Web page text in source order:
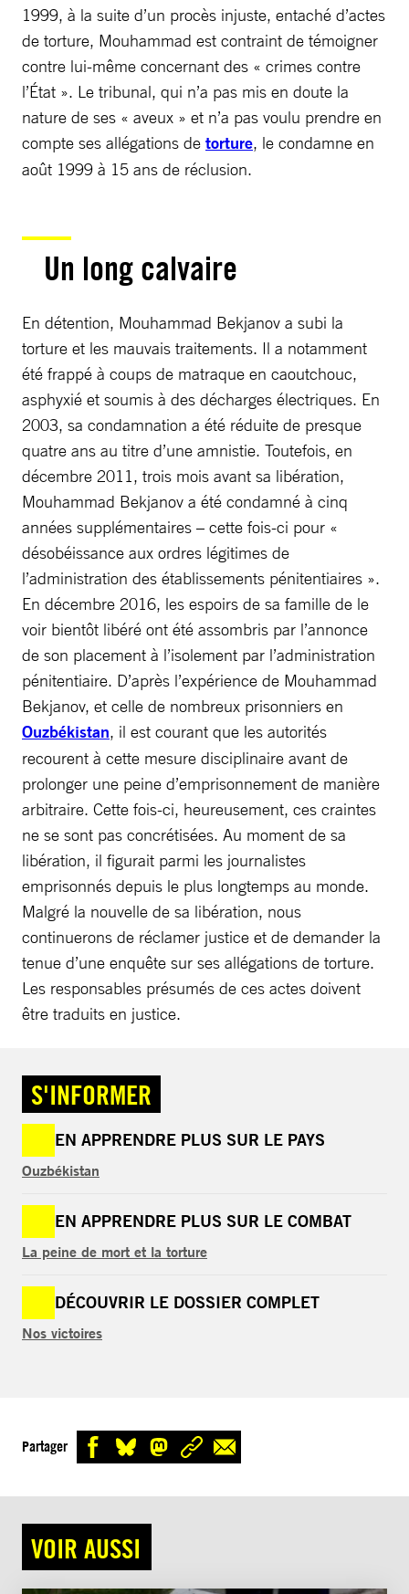
1999, à la suite d’un procès injuste, entaché d’actes
de torture, Mouhammad est contraint de témoigner
contre lui-même concernant des « crimes contre
l’État ». Le tribunal, qui n’a pas mis en doute la
nature de ses « aveux » et n’a pas voulu prendre en
compte ses allégations de torture, le condamne en
août 1999 à 15 ans de réclusion.
Un long calvaire
En détention, Mouhammad Bekjanov a subi la
torture et les mauvais traitements. Il a notamment
été frappé à coups de matraque en caoutchouc,
asphyxié et soumis à des décharges électriques. En
2003, sa condamnation a été réduite de presque
quatre ans au titre d’une amnistie. Toutefois, en
décembre 2011, trois mois avant sa libération,
Mouhammad Bekjanov a été condamné à cinq
années supplémentaires – cette fois-ci pour «
désobéissance aux ordres légitimes de
l’administration des établissements pénitentiaires ».
En décembre 2016, les espoirs de sa famille de le
voir bientôt libéré ont été assombris par l’annonce
de son placement à l’isolement par l’administration
pénitentiaire. D’après l’expérience de Mouhammad
Bekjanov, et celle de nombreux prisonniers en
Ouzbékistan, il est courant que les autorités
recourent à cette mesure disciplinaire avant de
prolonger une peine d’emprisonnement de manière
arbitraire. Cette fois-ci, heureusement, ces craintes
ne se sont pas concrétisées. Au moment de sa
libération, il figurait parmi les journalistes
emprisonnés depuis le plus longtemps au monde.
Malgré la nouvelle de sa libération, nous
continuerons de réclamer justice et de demander la
tenue d’une enquête sur ses allégations de torture.
Les responsables présumés de ces actes doivent
être traduits en justice.
S'INFORMER
EN APPRENDRE PLUS SUR LE PAYS
Ouzbékistan
EN APPRENDRE PLUS SUR LE COMBAT
La peine de mort et la torture
DÉCOUVRIR LE DOSSIER COMPLET
Nos victoires
Partager
VOIR AUSSI